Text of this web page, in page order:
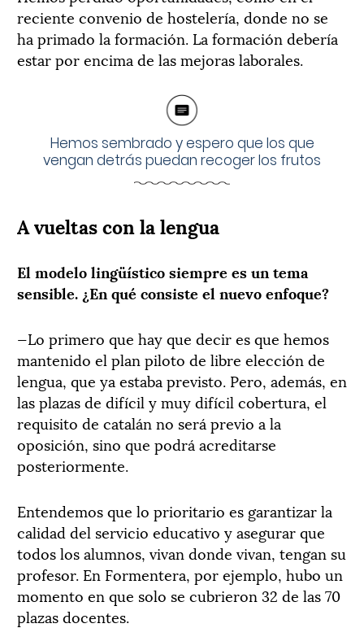
reciente convenio de hostelería, donde no se
ha primado la formación. La formación debería
estar por encima de las mejoras laborales.
Hemos sembrado y espero que los que
vengan detrás puedan recoger los frutos
A vueltas con la lengua
El modelo lingüístico siempre es un tema
sensible. ¿En qué consiste el nuevo enfoque?
—Lo primero que hay que decir es que hemos
mantenido el plan piloto de libre elección de
lengua, que ya estaba previsto. Pero, además, en
las plazas de difícil y muy difícil cobertura, el
requisito de catalán no será previo a la
oposición, sino que podrá acreditarse
posteriormente.
Entendemos que lo prioritario es garantizar la
calidad del servicio educativo y asegurar que
todos los alumnos, vivan donde vivan, tengan su
profesor. En Formentera, por ejemplo, hubo un
momento en que solo se cubrieron 32 de las 70
plazas docentes.